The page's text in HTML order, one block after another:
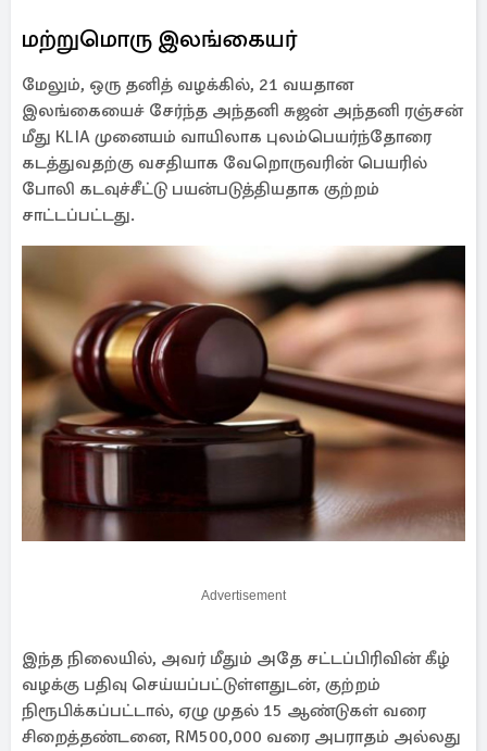
மற்றுமொரு இலங்கையர்
மேலும், ஒரு தனித் வழக்கில், 21 வயதான
இலங்கையைச் சேர்ந்த அந்தனி சுஜன் அந்தனி ரஞ்சன்
மீது KLIA முனையம் வாயிலாக புலம்பெயர்ந்தோரை
கடத்துவதற்கு வசதியாக வேறொருவரின் பெயரில்
போலி கடவுச்சீட்டு பயன்படுத்தியதாக குற்றம்
சாட்டப்பட்டது.
Advertisement
இந்த நிலையில், அவர் மீதும் அதே சட்டப்பிரிவின் கீழ்
வழக்கு பதிவு செய்யப்பட்டுள்ளதுடன், குற்றம்
நிரூபிக்கப்பட்டால், ஏழு முதல் 15 ஆண்டுகள் வரை
சிறைத்தண்டனை, RM500,000 வரை அபராதம் அல்லது